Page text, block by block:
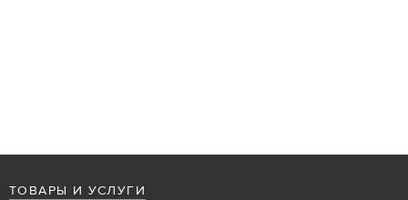
ТОВАРЫ И УСЛУГИ